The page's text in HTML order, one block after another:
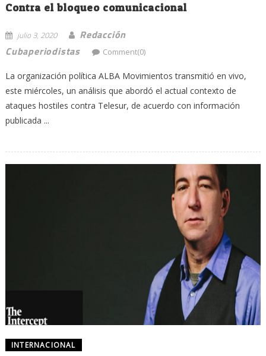
Contra el bloqueo comunicacional
julio 3, 2020
Redacción
Cubaperiodistas
Comment(0)
La organización política ALBA Movimientos transmitió en vivo,
este miércoles, un análisis que abordó el actual contexto de
ataques hostiles contra Telesur, de acuerdo con información
publicada ...
INTERNACIONAL